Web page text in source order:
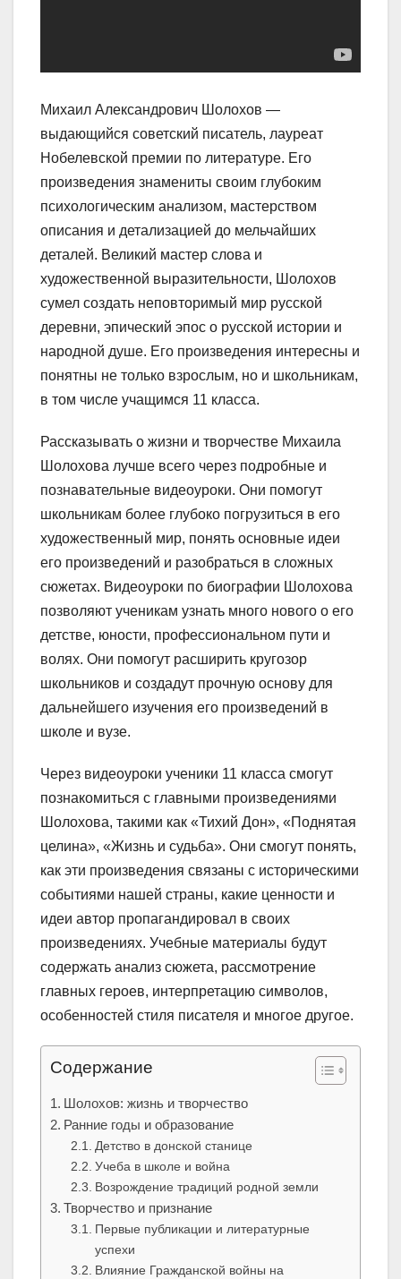
Михаил Александрович Шолохов —
выдающийся советский писатель, лауреат
Нобелевской премии по литературе. Его
произведения знамениты своим глубоким
психологическим анализом, мастерством
описания и детализацией до мельчайших
деталей. Великий мастер слова и
художественной выразительности, Шолохов
сумел создать неповторимый мир русской
деревни, эпический эпос о русской истории и
народной душе. Его произведения интересны и
понятны не только взрослым, но и школьникам,
в том числе учащимся 11 класса.
Рассказывать о жизни и творчестве Михаила
Шолохова лучше всего через подробные и
познавательные видеоуроки. Они помогут
школьникам более глубоко погрузиться в его
художественный мир, понять основные идеи
его произведений и разобраться в сложных
сюжетах. Видеоуроки по биографии Шолохова
позволяют ученикам узнать много нового о его
детстве, юности, профессиональном пути и
волях. Они помогут расширить кругозор
школьников и создадут прочную основу для
дальнейшего изучения его произведений в
школе и вузе.
Через видеоуроки ученики 11 класса смогут
познакомиться с главными произведениями
Шолохова, такими как «Тихий Дон», «Поднятая
целина», «Жизнь и судьба». Они смогут понять,
как эти произведения связаны с историческими
событиями нашей страны, какие ценности и
идеи автор пропагандировал в своих
произведениях. Учебные материалы будут
содержать анализ сюжета, рассмотрение
главных героев, интерпретацию символов,
особенностей стиля писателя и многое другое.
Содержание
Шолохов: жизнь и творчество
Ранние годы и образование
Детство в донской станице
Учеба в школе и война
Возрождение традиций родной земли
Творчество и признание
Первые публикации и литературные
успехи
Влияние Гражданской войны на